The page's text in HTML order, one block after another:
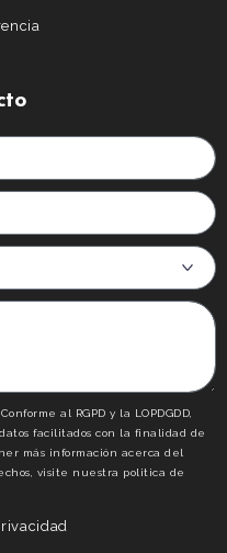
Conforme al RGPD y la LOPDGDD,
datos facilitados con la finalidad de
más información acerca del
visite nuestra politica de